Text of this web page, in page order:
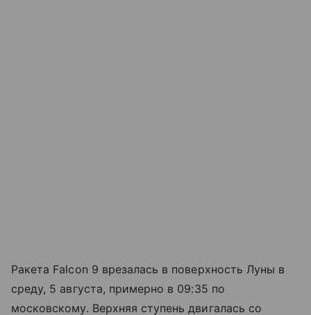
Ракета Falcon 9 врезалась в поверхность Луны в
среду, 5 августа, примерно в 09:35 по
московскому. Верхняя ступень двигалась со